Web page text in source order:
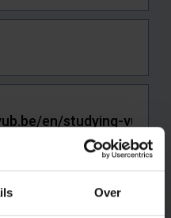
Over
waar je de fout zag.